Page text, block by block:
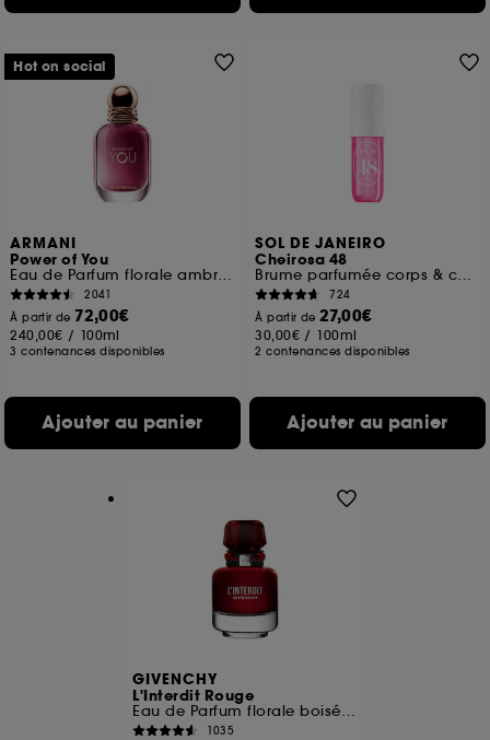
ARMANI
Power of You
Eau de Parfum florale ambrée fruitée pour femme
2041
À partir de 72,00€
240,00€ / 100ml
3 contenances disponibles
Ajouter au panier
Hot on social
SOL DE JANEIRO
Cheirosa 48
Brume parfumée corps & cheveux
724
À partir de27,00€
30,00€ / 100ml
2 contenances disponibles
Ajouter au panier
GIVENCHY
L'Interdit Rouge
Eau de Parfum florale boisée épicée pour femme
1035